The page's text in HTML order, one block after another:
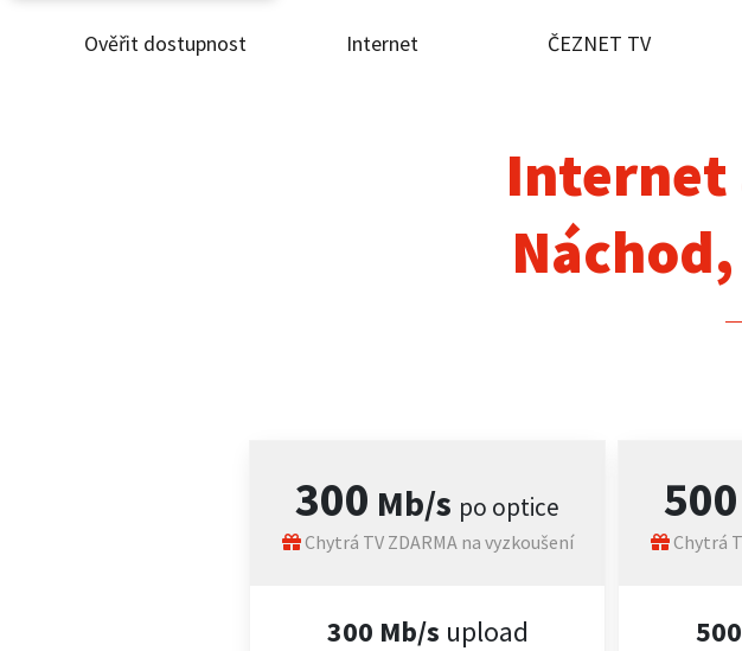
Ověřit dostupnost Internet ČEZNET TV
Internet
ČEZNET TV
Podpora
Internet
300 Mb/s po optice
Chytrá TV ZDARMA na vyzkoušení
300 Mb/s upload
500
Chytrá